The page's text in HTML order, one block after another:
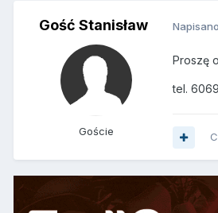
Gość Stanisław
Goście
Napisano
Proszę
tel.